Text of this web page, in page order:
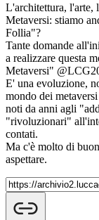
L'architettura, l'arte,
Metaversi: stiamo
Follia"?
Tante domande
a realizzare questa
Metaversi"
E' una evoluzione,
mondo dei
noti da anni agli
"rivoluzionari"
contati.
Ma c'è molto di
aspettare.